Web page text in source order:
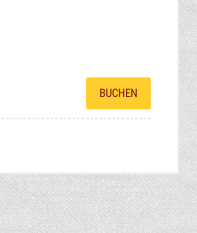
BUCHEN